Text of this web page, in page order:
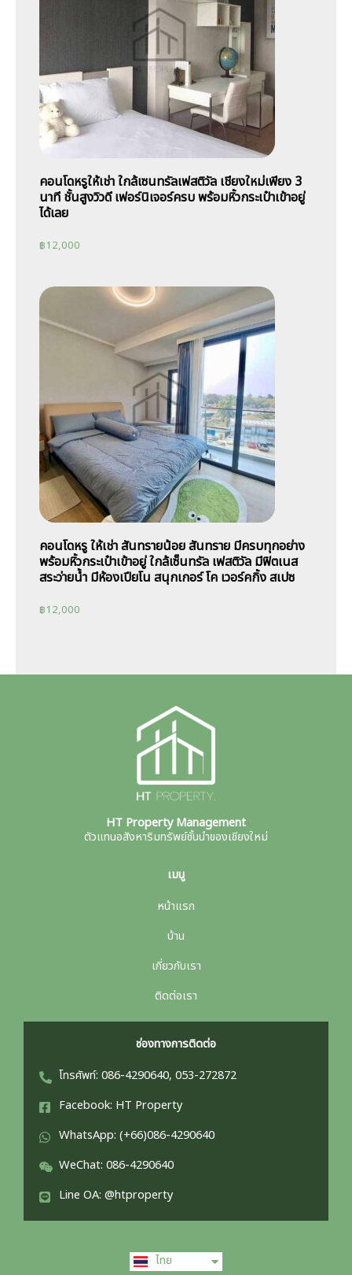
คอนโดหรูให้เช่า ใกล้เซนทรัลเฟสติวัล เชียงใหม่เพียง 3
นาที ชั้นสูงวิวดี เฟอร์นิเจอร์ครบ พร้อมหิ้วกระเป๋าเข้าอยู่
ได้เลย
฿12,000
คอนโดหรู ให้เช่า สันทรายน้อย สันทราย มีครบทุกอย่าง
พร้อมหิ้วกระเป๋าเข้าอยู่ ใกล้เซ็นทรัล เฟสติวัล มีฟิตเนส
สระว่ายน้ำ มีห้องเปียโน สนุกเกอร์ โค เวอร์คกิ้ง สเปซ
฿12,000
HT Property Management
ตัวแทนอสังหาริมทรัพย์ชั้นนำของเชียงใหม่
เมนู
หน้าแรก
บ้าน
เกี่ยวกับเรา
ติดต่อเรา
ช่องทางการติดต่อ
โทรศัพท์: 086-4290640, 053-272872
Facebook: HT Property
WhatsApp: (+66)086-4290640
WeChat: 086-4290640
Line OA: @htproperty
ไทย
中文 (中国)